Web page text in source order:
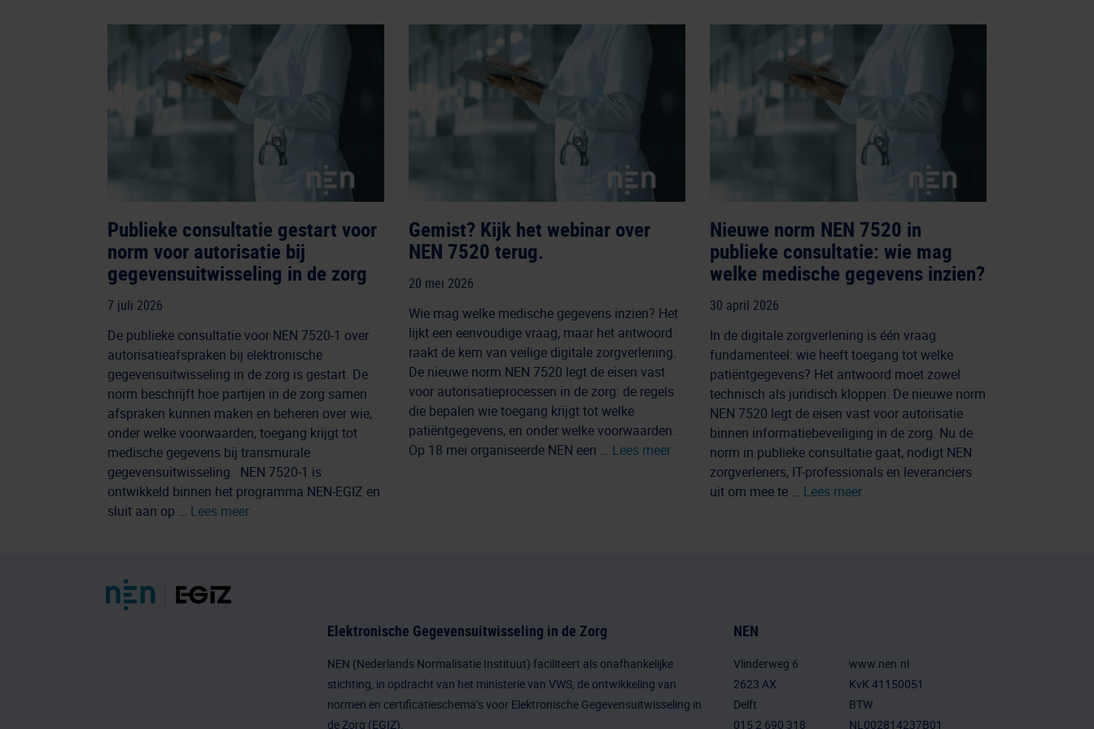
Publieke consultatie gestart voor
norm voor autorisatie bij
gegevensuitwisseling in de zorg
7 juli 2026
De publieke consultatie voor NEN 7520-1 over
autorisatieafspraken bij elektronische
gegevensuitwisseling in de zorg is gestart. De
norm beschrijft hoe partijen in de zorg samen
afspraken kunnen maken en beheren over wie,
onder welke voorwaarden, toegang krijgt tot
medische gegevens bij transmurale
gegevensuitwisseling. NEN 7520-1 is
ontwikkeld binnen het programma NEN-EGIZ en
sluit aan op … Lees meer
Gemist? Kijk het webinar over
NEN 7520 terug.
20 mei 2026
Wie mag welke medische gegevens inzien? Het
lijkt een eenvoudige vraag, maar het antwoord
raakt de kern van veilige digitale zorgverlening.
De nieuwe norm NEN 7520 legt de eisen vast
voor autorisatieprocessen in de zorg: de regels
die bepalen wie toegang krijgt tot welke
patiëntgegevens, en onder welke voorwaarden.
Op 18 mei organiseerde NEN een … Lees meer
Nieuwe norm NEN 7520 in
publieke consultatie: wie mag
welke medische gegevens inzien?
30 april 2026
In de digitale zorgverlening is één vraag
fundamenteel: wie heeft toegang tot welke
patiëntgegevens? Het antwoord moet zowel
technisch als juridisch kloppen. De nieuwe norm
NEN 7520 legt de eisen vast voor autorisatie
binnen informatiebeveiliging in de zorg. Nu de
norm in publieke consultatie gaat, nodigt NEN
zorgverleners, IT-professionals en leveranciers
uit om mee te … Lees meer
Elektronische Gegevensuitwisseling in de Zorg
NEN (Nederlands Normalisatie Instituut) faciliteert als onafhankelijke
stichting, in opdracht van het ministerie van VWS, de ontwikkeling van
normen en certificatieschema’s voor Elektronische Gegevensuitwisseling in
de Zorg (EGIZ).
NEN
Vlinderweg 6
2623 AX
Delft
015 2 690 318
www.nen.nl
KvK 41150051
BTW
NL002814237B01